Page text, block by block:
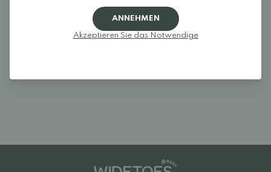
Melden Sie sich an und bewerten Sie das Produkt.
EINLOGGEN
ANNEHMEN
Akzeptieren Sie das Notwendige